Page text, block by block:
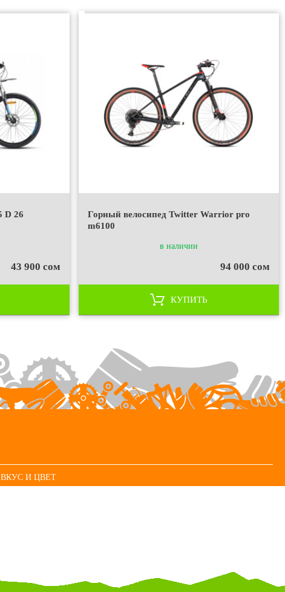
D 26
43 900 сом
Горный велосипед Twitter Warrior pro
m6100
в наличии
94 000 сом
КУПИТЬ
И ЦВЕТ